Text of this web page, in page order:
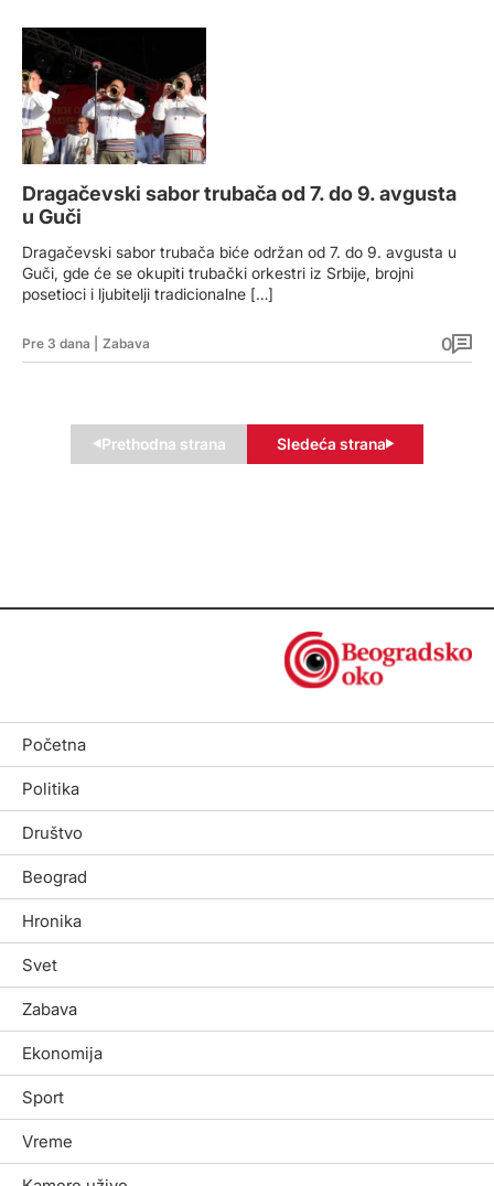
Dragačevski sabor trubača od 7. do 9. avgusta
u Guči
Dragačevski sabor trubača biće održan od 7. do 9. avgusta u
Guči, gde će se okupiti trubački orkestri iz Srbije, brojni
posetioci i ljubitelji tradicionalne […]
Pre 3 dana Zabava 0
Prethodna strana Sledeća strana
Početna
Politika
Društvo
Beograd
Hronika
Svet
Zabava
Ekonomija
Sport
Vreme